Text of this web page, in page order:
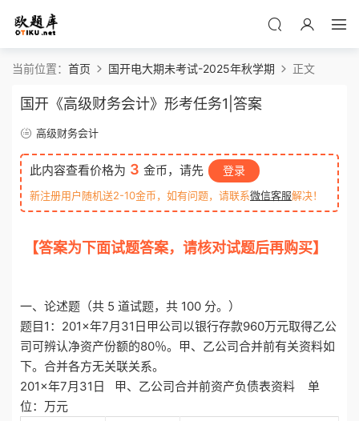
当前位置： 首页 国开电大期未考试-2025年秋学期 正文
国开《高级财务会计》形考任务1|答案
高级财务会计
此内容查看价格为 3 金币，请先 登录
新注册用户随机送2-10金币，如有问题，请联系微信客服解决！
【答案为下面试题答案，请核对试题后再购买】
一、论述题（共 5 道试题，共 100 分。）
题目1：201×年7月31日甲公司以银行存款960万元取得乙公
司可辨认净资产份额的80％。甲、乙公司合并前有关资料如
下。合并各方无关联关系。
201×年7月31日 甲、乙公司合并前资产负债表资料 单
位：万元